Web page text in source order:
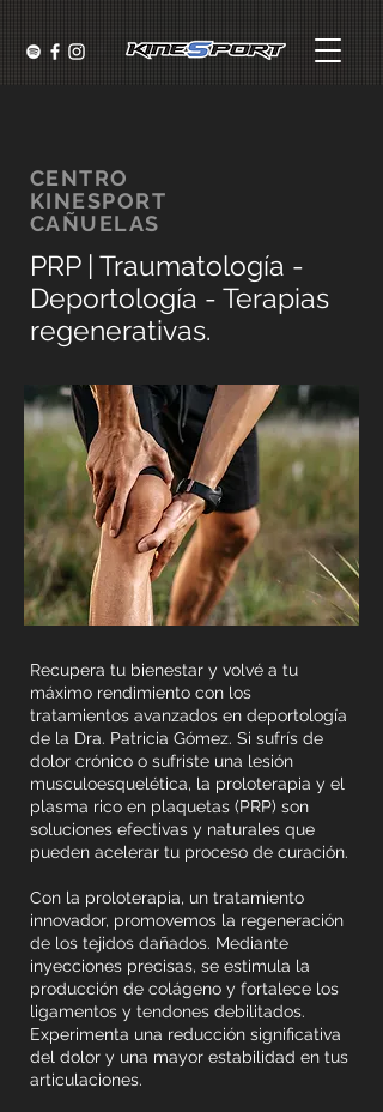
CENTRO
KINESPORT
CAÑUELAS
PRP | Traumatología -
Deportología - Terapias
regenerativas.
Recupera tu bienestar y volvé a tu
máximo rendimiento con los
tratamientos avanzados en deportología
de la Dra. Patricia Gómez. Si sufrís de
dolor crónico o sufriste una lesión
musculoesquelética, la proloterapia y el
plasma rico en plaquetas (PRP) son
soluciones efectivas y naturales que
pueden acelerar tu proceso de curación.
Con la proloterapia, un tratamiento
innovador, promovemos la regeneración
de los tejidos dañados. Mediante
inyecciones precisas, se estimula la
producción de colágeno y fortalece los
ligamentos y tendones debilitados.
Experimenta una reducción significativa
del dolor y una mayor estabilidad en tus
articulaciones.